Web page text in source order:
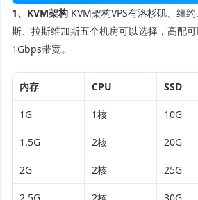
1、KVM架构 KVM架构VPS有洛杉矶、纽
斯、拉斯维加斯五个机房可以选择，高配
1Gbps带宽。
内存 CPU SSD
1G 1核 10G
1.5G 2核 20G
2G 2核 25G